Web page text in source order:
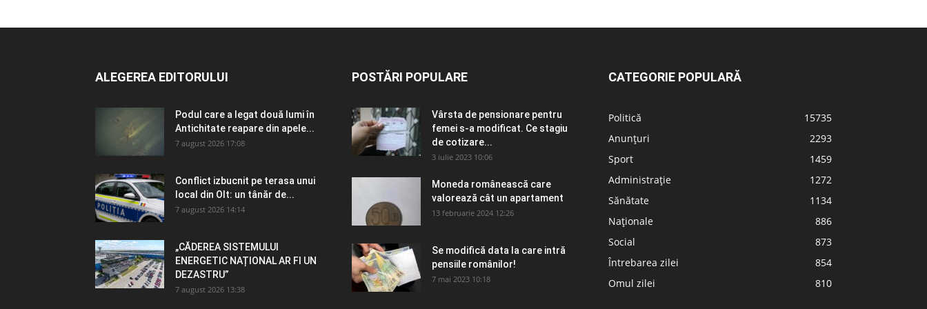
ALEGEREA EDITORULUI
Podul care a legat două lumi în
Antichitate reapare din apele...
7 august 2026 17:08
Conflict izbucnit pe terasa unui
local din Olt: un tânăr de...
7 august 2026 14:14
„CĂDEREA SISTEMULUI
ENERGETIC NAȚIONAL AR FI UN
DEZASTRU”
7 august 2026 13:38
POSTĂRI POPULARE
Vârsta de pensionare pentru
femei s-a modificat. Ce stagiu
de cotizare...
3 iulie 2023 10:06
Moneda românească care
valorează cât un apartament
13 februarie 2024 12:26
Se modifică data la care intră
pensiile românilor!
7 mai 2023 10:18
CATEGORIE POPULARĂ
Politică
15735
Anunțuri
2293
Sport
1459
Administrație
1272
Sănătate
1134
Naționale
886
Social
873
Întrebarea zilei
854
Omul zilei
810